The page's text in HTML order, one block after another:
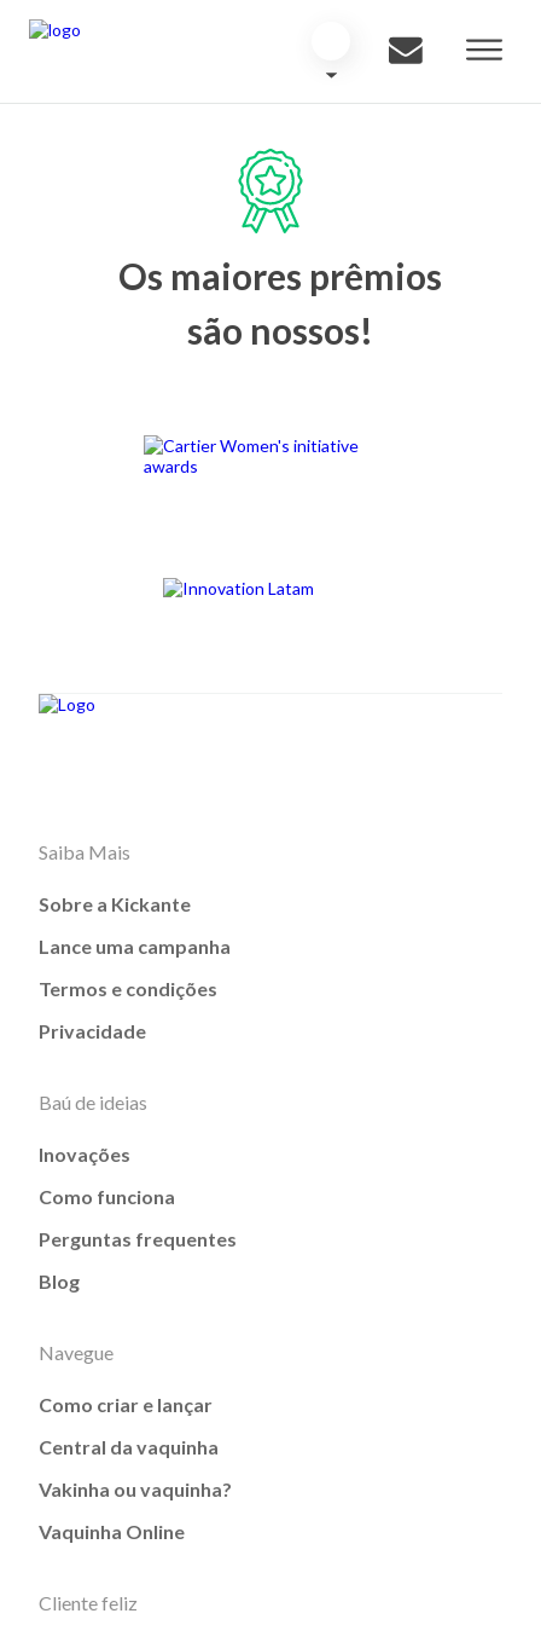
Os maiores prêmios
são nossos!
Saiba Mais
Sobre a Kickante
Lance uma campanha
Termos e condições
Privacidade
Baú de ideias
Inovações
Como funciona
Perguntas frequentes
Blog
Navegue
Como criar e lançar
Central da vaquinha
Vakinha ou vaquinha?
Vaquinha Online
Cliente feliz